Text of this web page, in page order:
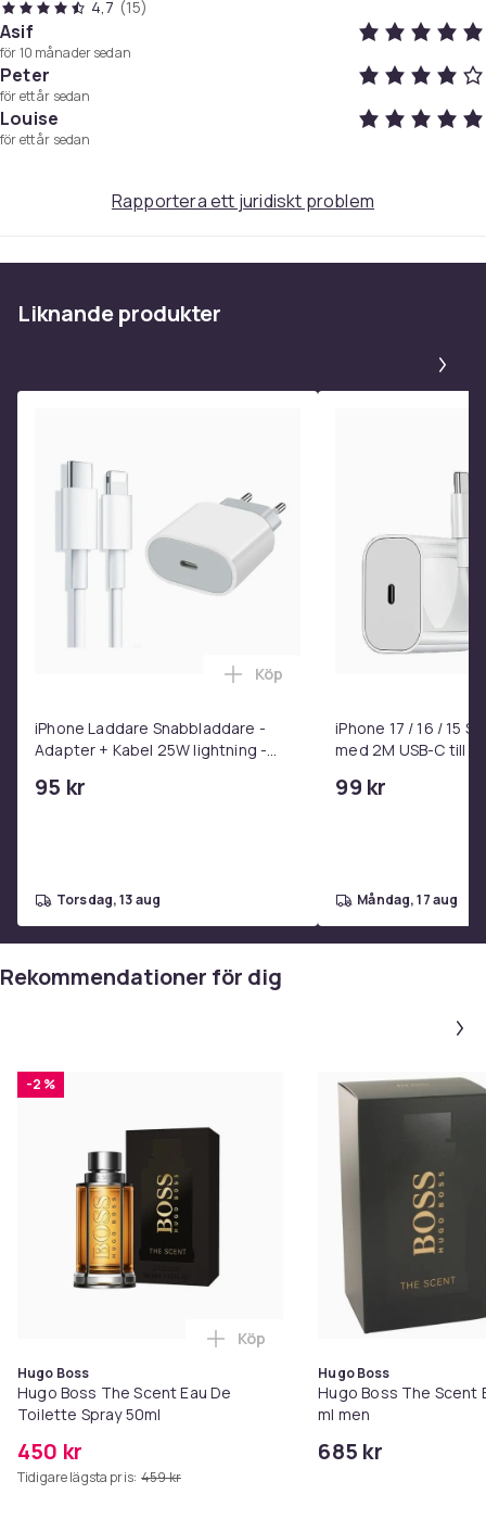
4,7 (15)
Asif
för 10 månader sedan
Peter
för ett år sedan
Louise
för ett år sedan
Rapportera ett juridiskt problem
Liknande produkter
iPhone Laddare Snabbladdare -
Adapter + Kabel 25W lightning -
95 kr
Lägg till iPhone Laddare
Köp
torsdag, 13 aug
iPhone 17 / 16 / 15
med 2M USB-C till
99 kr
måndag, 17 aug
Rekommendationer för dig
-2 %
Hugo Boss
Hugo Boss The Scent Eau De
Toilette Spray 50ml
450 kr
Tidigare lägsta pris: 459 kr
Lägg till Hugo Boss The Scent
Köp
Hugo Boss
Hugo Boss The Scent
ml men
685 kr